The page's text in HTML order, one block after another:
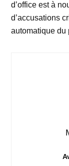
d’office est à
d’accusations
automatique du